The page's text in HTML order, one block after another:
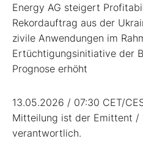
Energy AG steigert
Rekordauftrag aus der
zivile Anwendungen im
Ertüchtigungsinitiative der
Prognose erhöht
13.05.2026 / 07:30 CET/
Mitteilung ist der Emittent /
verantwortlich.